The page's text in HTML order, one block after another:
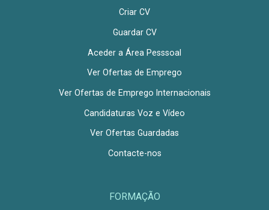
Criar CV
Guardar CV
Aceder a Área Pesssoal
Ver Ofertas de Emprego
Ver Ofertas de Emprego Internacionais
Candidaturas Voz e Vídeo
Ver Ofertas Guardadas
Contacte-nos
FORMAÇÃO